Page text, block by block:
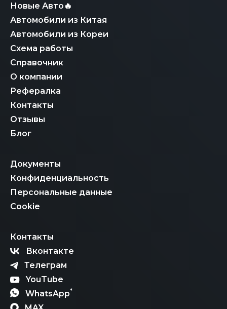
Новые Авто🔥
Автомобили из Китая
Автомобили из Кореи
Схема работы
Справочник
О компании
Рефералка
Контакты
Отзывы
Блог
Документы
Конфиденциальность
Персональные данные
Cookie
Контакты
Вконтакте
Телеграм
YouTube
WhatsApp*